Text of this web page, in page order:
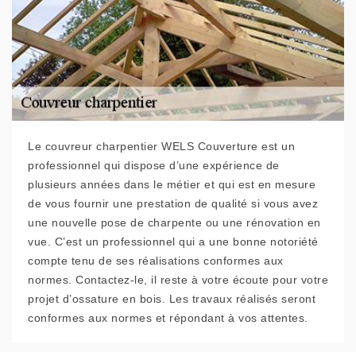
Le couvreur charpentier WELS Couverture est un
professionnel qui dispose d’une expérience de
plusieurs années dans le métier et qui est en mesure
de vous fournir une prestation de qualité si vous avez
une nouvelle pose de charpente ou une rénovation en
vue. C’est un professionnel qui a une bonne notoriété
compte tenu de ses réalisations conformes aux
normes. Contactez-le, il reste à votre écoute pour votre
projet d’ossature en bois. Les travaux réalisés seront
conformes aux normes et répondant à vos attentes.